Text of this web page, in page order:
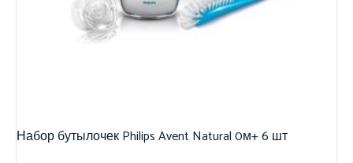
Набор бутылочек Philips Avent Natural 0м+ 6 шт